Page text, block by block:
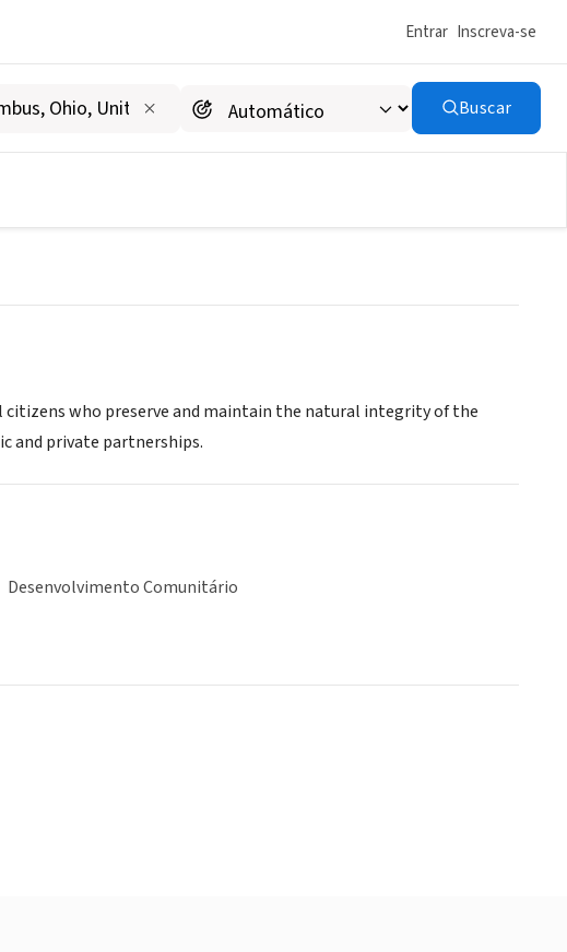
Entrar Inscreva-se
Buscar
who preserve and maintain the natural integrity of the
and private partnerships.
Desenvolvimento Comunitário